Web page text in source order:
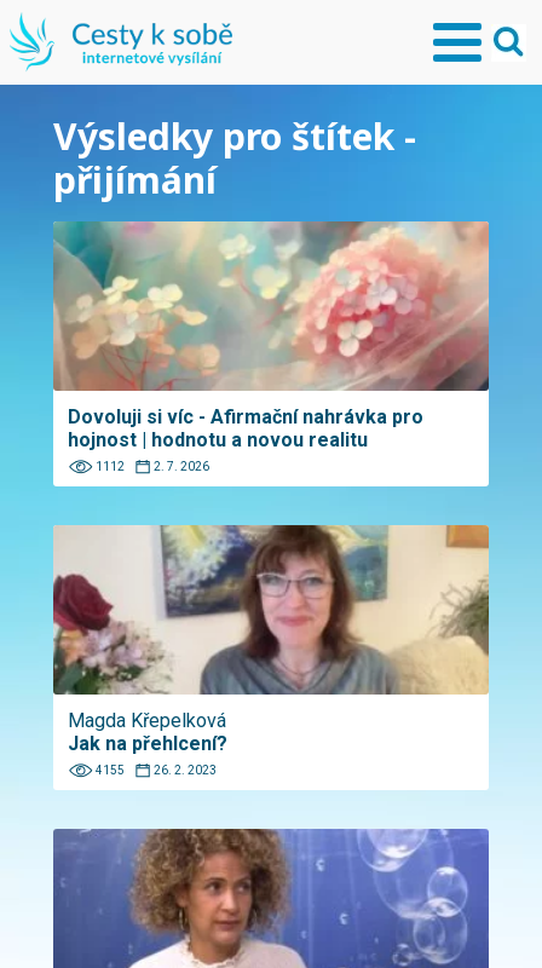
Výsledky pro štítek -
přijímání
Dovoluji si víc - Afirmační nahrávka pro
hojnost | hodnotu a novou realitu
1112 2. 7. 2026
Magda Křepelková
Jak na přehlcení?
4155 26. 2. 2023